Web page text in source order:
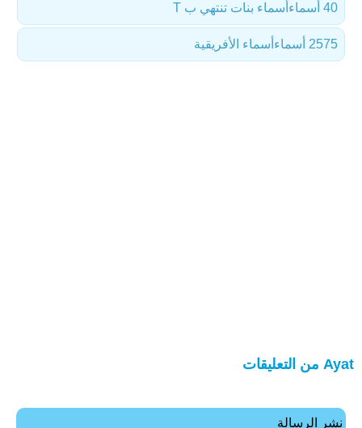
أسماء بنات تنتهي ب T 40 أسماء
أسماء الأفريقية 2575 أسماء
Ayat من التعليقات
نشر الرسالة